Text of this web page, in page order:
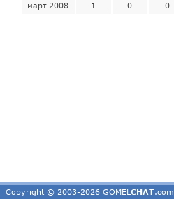
март 2008 1 0 0
Copyright © 2003-2026 GOMEL CHAT.com